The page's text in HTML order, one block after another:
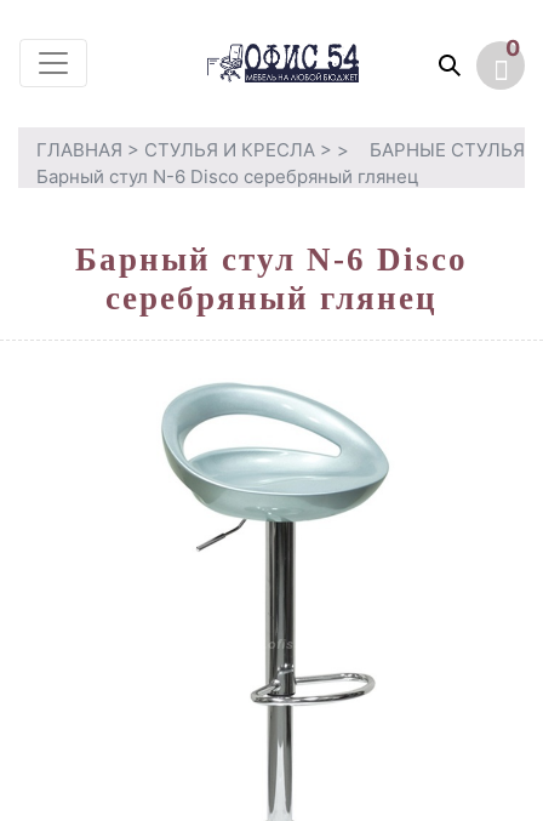
ГЛАВНАЯ > СТУЛЬЯ И КРЕСЛА > БАРНЫЕ СТУЛЬЯ
>
Барный стул N-6 Disco серебряный глянец
Барный стул N-6 Disco
серебряный глянец
0